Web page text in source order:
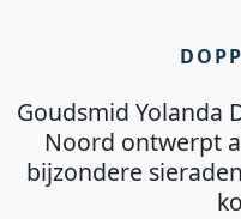
Goudsmid Yolanda
Noord ontwerpt
bijzondere